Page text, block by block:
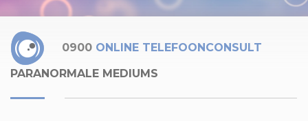
0900 ONLINE TELEFOONCONSULT
PARANORMALE MEDIUMS